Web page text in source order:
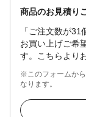
商品のお見積り
「ご注文数が
お買い上げご希
す。こちらより
※このフォームか
なります。